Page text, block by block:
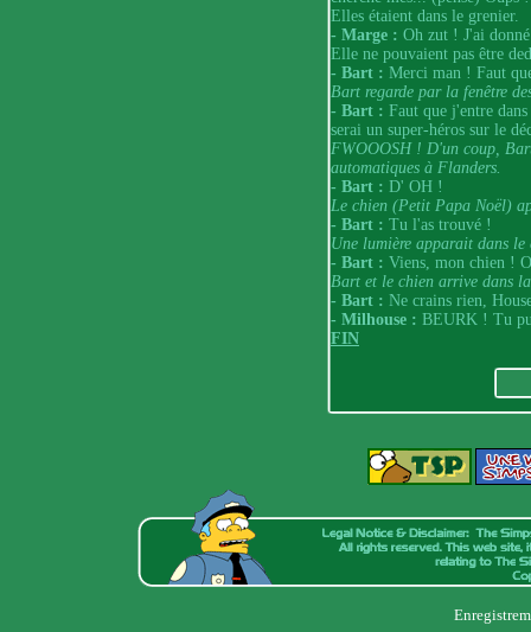
Elles étaient dans le grenier.
- Marge : Oh zut ! J'ai
Elle ne pouvaient pas être
- Bart : Merci man ! Faut
Bart regarde par la fenêtre
- Bart : Faut que j'entre
serai un super-héros sur le
FWOOOSH ! D'un coup,
automatiques à Flanders.
- Bart : D' OH !
Le chien (Petit Papa Noël)
- Bart : Tu l'as trouvé !
Une lumière apparait dans
- Bart : Viens, mon chien !
Bart et le chien arrive dans
- Bart : Ne crains rien,
- Milhouse : BEURK ! Tu
FIN